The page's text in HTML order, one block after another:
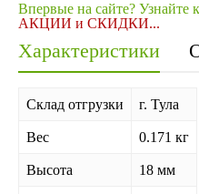
Впервые на сайте? Узнайте
АКЦИИ и СКИДКИ...
Характеристики
Склад отгрузки г. Тула
Вес 0.171 кг
Высота 18 мм